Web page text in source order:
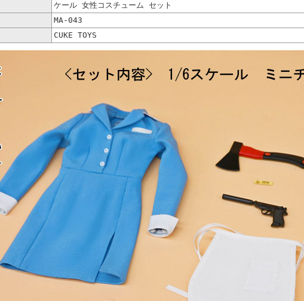
ケール 女性コスチューム セット
MA-043
CUKE TOYS